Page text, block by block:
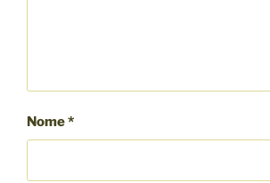
Nome*